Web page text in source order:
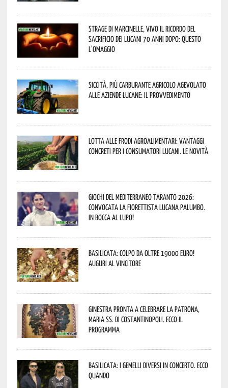
Strage di Marcinelle, vivo il ricordo del
sacrificio dei lucani 70 anni dopo: questo
l’omaggio
Siccità, più carburante agricolo agevolato
alle aziende lucane: il provvedimento
Lotta alle frodi agroalimentari: vantaggi
concreti per i consumatori lucani. Le novità
Giochi del Mediterraneo Taranto 2026:
convocata la fiorettista lucana Palumbo.
In bocca al lupo!
Basilicata: colpo da oltre 19000 Euro!
Auguri al vincitore
Ginestra pronta a celebrare la Patrona,
Maria SS. di Costantinopoli. Ecco il
programma
Basilicata: i Gemelli DiVersi in concerto. Ecco
quando